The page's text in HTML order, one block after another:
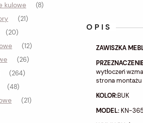
kulowe (8)
(21)
(20)
(12)
(26)
(264)
(48)
(21)
OPIS
ZAWISZKA
wytłoczeń
strona
KOLOR:BUK
MODEL: KN-